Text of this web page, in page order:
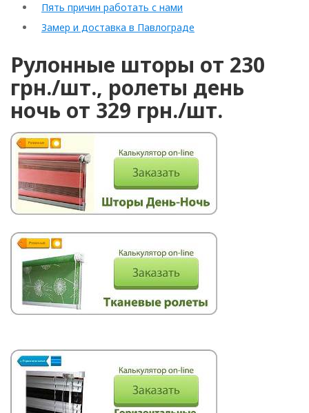
Рулонные
Вертикальные
Пять причин работать с нами
Замер и доставка в Павлограде
Рулонные шторы от 230
грн./шт., ролеты день
ночь от 329 грн./шт.